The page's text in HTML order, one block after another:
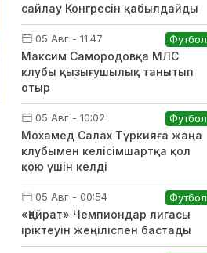
сайлау Конгресін қабылдайды
05 Авг - 11:47 Футбол
Максим Самородовқа МЛС
клубы қызығушылық танытып
отыр
05 Авг - 10:02 Футбол
Мохамед Салах Түркияға жаңа
клубымен келісімшартқа қол
қою үшін келді
05 Авг - 00:54 Футбол
«Қайрат» Чемпиондар лигасы
іріктеуін жеңіліспен бастады